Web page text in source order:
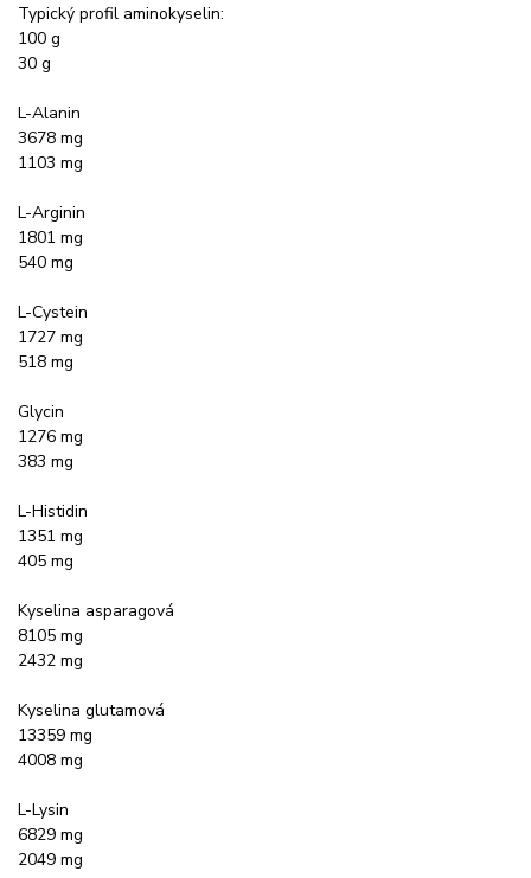
Typický profil aminokyselin:
100 g
30 g
L-Alanin
3678 mg
1103 mg
L-Arginin
1801 mg
540 mg
L-Cystein
1727 mg
518 mg
Glycin
1276 mg
383 mg
L-Histidin
1351 mg
405 mg
Kyselina asparagová
8105 mg
2432 mg
Kyselina glutamová
13359 mg
4008 mg
L-Lysin
6829 mg
2049 mg